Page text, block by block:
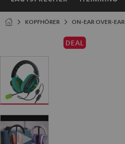
Startseite
KOPFHÖRER ON-EAR OVER-EAR
DEAL